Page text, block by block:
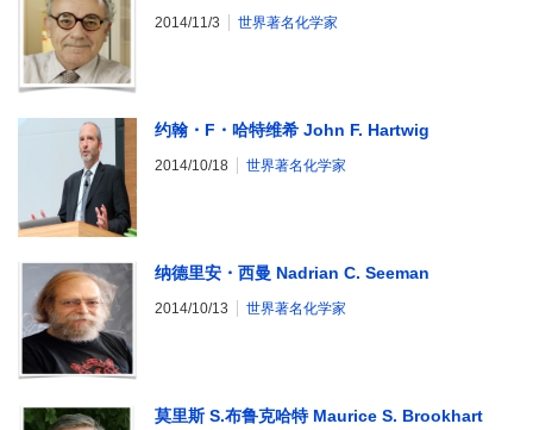
2014/11/3 世界著名化学家
约翰・F・哈特维希 John F. Hartwig
2014/10/18 世界著名化学家
纳德里安・西曼 Nadrian C. Seeman
2014/10/13 世界著名化学家
莫里斯 S.布鲁克哈特 Maurice S. Brookhart